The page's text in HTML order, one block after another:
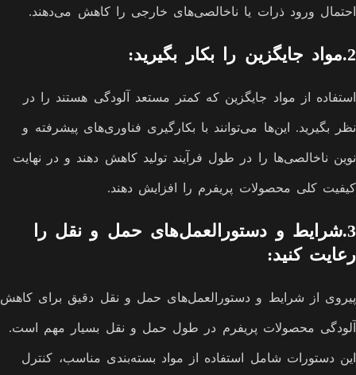
احتمال ورود ذرات یا ناخالصی‌های خارجی را کاهش می‌دهند.
2.مواد جایگزین را بکار بگیرید:
استفاده از مواد جایگزین که کمتر مستعد آلودگی هستند را در
نظر بگیرید. این‌ها می‌توانند با بکارگیری فناوری‌های پیشرفته و
نوین ناخالصی‌ها را در طول فرآیند تولید کاهش دهند و در نهایت
کیفیت کلی محصولات پریفرم را افزایش دهند.
3.شرایط و دستورالعمل‌های حمل و نقل را
رعایت کنید:
پیروی از شرایط و دستورالعمل‌های حمل و نقل دقیق برای کاهش
آلودگی محصولات پریفرم در طول حمل و نقل بسیار مهم است.
این دستورات شامل استفاده از مواد بسته‌بندی مناسب، کنترل